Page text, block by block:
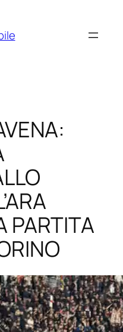
PARTITA